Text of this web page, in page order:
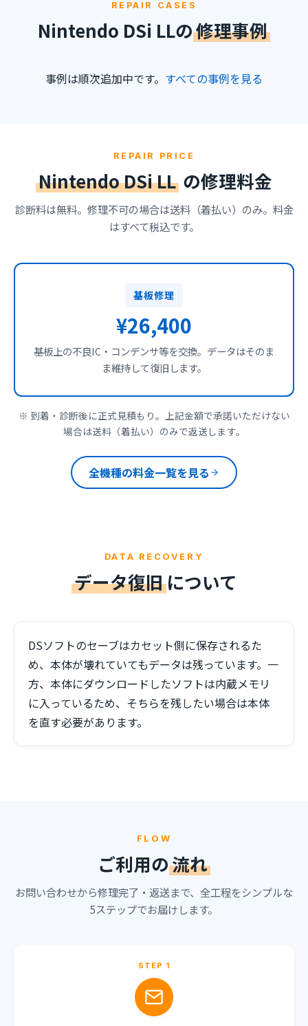
REPAIR CASES
Nintendo DSi LLの修理事例
事例は順次追加中です。 すべての事例を見る
REPAIR PRICE
Nintendo DSi LL の修理料金
診断料は無料。修理不可の場合は送料（着払い）のみ。料金
はすべて税込です。
基板修理
¥26,400
基板上の不良IC・コンデンサ等を交換。データはそのま
ま維持して復旧します。
※ 到着・診断後に正式見積もり。上記金額で承諾いただけない
場合は送料（着払い）のみで返送します。
全機種の料金一覧を見る
DATA RECOVERY
データ復旧について
DSソフトのセーブはカセット側に保存されるた
め、本体が壊れていてもデータは残っています。一
方、本体にダウンロードしたソフトは内蔵メモリ
に入っているため、そちらを残したい場合は本体
を直す必要があります。
FLOW
ご利用の流れ
お問い合わせから修理完了・返送まで、全工程をシンプルな
5ステップでお届けします。
STEP 1